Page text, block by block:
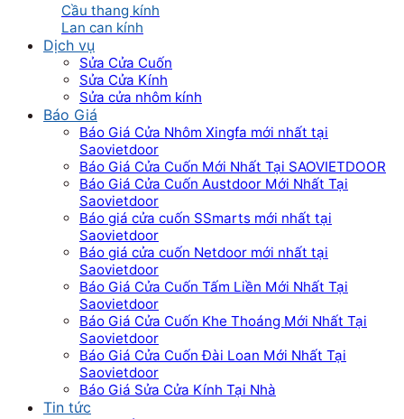
Cầu thang kính
Lan can kính
Dịch vụ
Sửa Cửa Cuốn
Sửa Cửa Kính
Sửa cửa nhôm kính
Báo Giá
Báo Giá Cửa Nhôm Xingfa mới nhất tại
Saovietdoor
Báo Giá Cửa Cuốn Mới Nhất Tại SAOVIETDOOR
Báo Giá Cửa Cuốn Austdoor Mới Nhất Tại
Saovietdoor
Báo giá cửa cuốn SSmarts mới nhất tại
Saovietdoor
Báo giá cửa cuốn Netdoor mới nhất tại
Saovietdoor
Báo Giá Cửa Cuốn Tấm Liền Mới Nhất Tại
Saovietdoor
Báo Giá Cửa Cuốn Khe Thoáng Mới Nhất Tại
Saovietdoor
Báo Giá Cửa Cuốn Đài Loan Mới Nhất Tại
Saovietdoor
Báo Giá Sửa Cửa Kính Tại Nhà
Tin tức